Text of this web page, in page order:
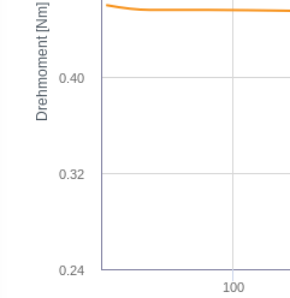
Drehmoment [Nm]
100
0.24
0.32
0.40